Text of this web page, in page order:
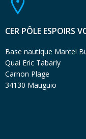
CER PÔLE ESPOIRS
Base nautique Marcel
Quai Eric Tabarly
Carnon Plage
34130 Mauguio